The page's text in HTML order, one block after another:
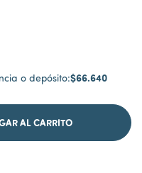
o depósito:$66.640